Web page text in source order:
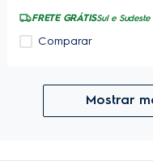
FRETE GRÁTISSul e Sudeste
Comparar
Mostrar